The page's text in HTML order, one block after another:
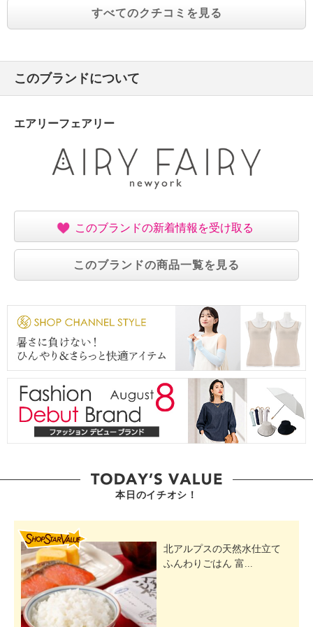
すべてのクチコミを見る
このブランドについて
エアリーフェアリー
このブランドの新着情報を受け取る
このブランドの商品一覧を見る
本日のイチオシ！
北アルプスの天然水仕立て
ふんわりごはん 富...